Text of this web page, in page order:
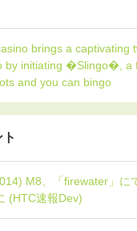
brings a captivating
by initiating �Slingo�, a
and you can bingo